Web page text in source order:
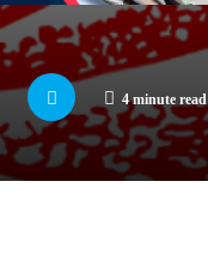
4 minute read